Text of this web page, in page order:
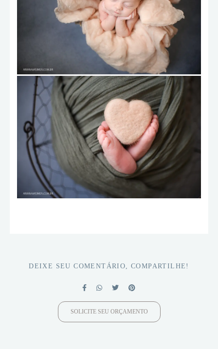
DEIXE SEU COMENTÁRIO, COMPARTILHE!
SOLICITE SEU ORÇAMENTO